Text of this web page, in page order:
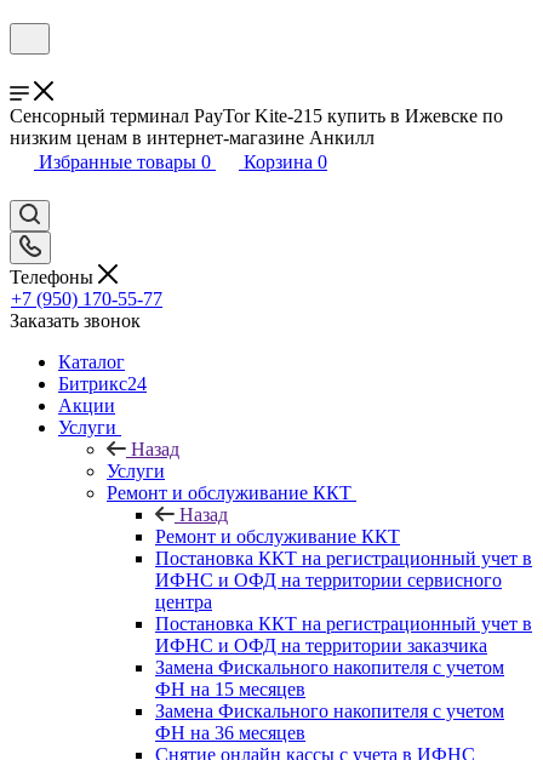
Сенсорный терминал PayTor Kite-215 купить в Ижевске по
низким ценам в интернет-магазине Анкилл
Избранные товары 0 Корзина 0
Телефоны
+7 (950) 170-55-77
Заказать звонок
Каталог
Битрикс24
Акции
Услуги
Назад
Услуги
Ремонт и обслуживание ККТ
Назад
Ремонт и обслуживание ККТ
Постановка ККТ на регистрационный учет в
ИФНС и ОФД на территории сервисного
центра
Постановка ККТ на регистрационный учет в
ИФНС и ОФД на территории заказчика
Замена Фискального накопителя с учетом
ФН на 15 месяцев
Замена Фискального накопителя с учетом
ФН на 36 месяцев
Снятие онлайн кассы с учета в ИФНС